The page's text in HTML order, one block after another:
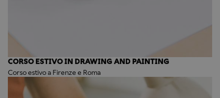
CORSO ESTIVO IN DRAWING AND PAINTING
Corso estivo a Firenze e Roma